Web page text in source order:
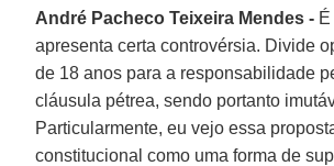
André Pacheco Teixeira Mendes -
apresenta certa controvérsia. Divide
de 18 anos para a responsabilidade
cláusula pétrea, sendo portanto
Particularmente, eu vejo essa
constitucional como uma forma de